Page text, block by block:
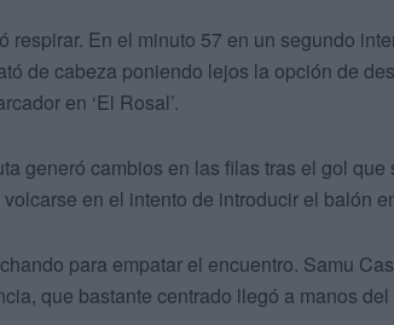
respirar. En el minuto 57 en un segundo
de cabeza poniendo lejos la opción de
en ‘El Rosal’.
generó cambios en las filas tras el gol
en el intento de introducir el balón
para empatar el encuentro. Samu
que bastante centrado llegó a manos